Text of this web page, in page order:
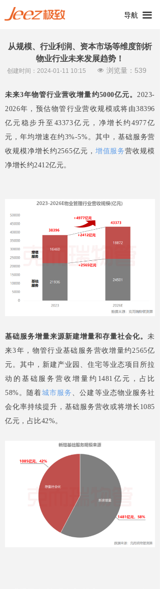
导航 끀
从规模、行业利润、资本市场等维度剖析
物业行业未来发展趋势！
未来3年物管行业营收增量约5000亿元。2023-
2026年，预估物管行业营收规模或将由38396
亿元稳步升至43373亿元，净增长约4977亿
元，年均增速在约3%-5%。其中，基础服务营
收规模净增长约2565亿元， 增值服务营收规模
净增长约2412亿元。
基础服务增量来源新建增量和存量社会化。未
来3年，物管行业基础服务营收增量约2565亿
元。其中，新建产业园、住宅等业态项目所拉
动的基础服务营收增量约1481亿元，占比
58%。随着城市服务
、公建等业态物业服务社
会化率持续提升，基础服务营收或将增长1085
亿元，占比42%。
创建时间： 2024-01-11 10:15 넶 浏览量： 539